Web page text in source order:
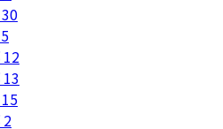
30
5
12
13
15
2